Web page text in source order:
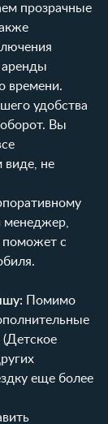
прозрачные
времени.
удобства
Вы
виде, не
менеджер,
поможет с
Помимо
(Детское
еще более